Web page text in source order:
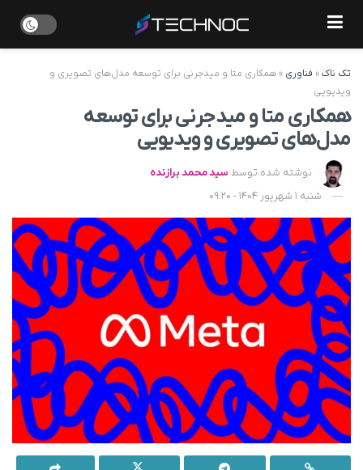
تک ناک» فناوری » همکاری متا و میدجرنی برای توسعه مدل‌های تصویری و
ویدیویی
همکاری متا و میدجرنی برای توسعه
مدل‌های تصویری و ویدیویی
نوشته شده توسط سید محمد برازنده
شنبه 1 شهریور 1404 - 09:20